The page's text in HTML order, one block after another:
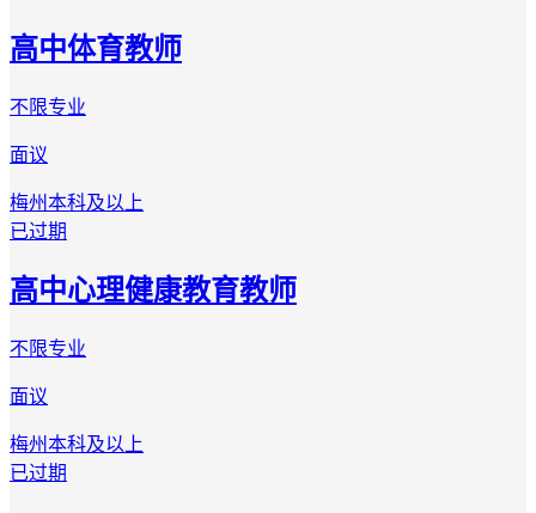
高中体育教师
不限专业
面议
梅州本科及以上
已过期
高中心理健康教育教师
不限专业
面议
梅州本科及以上
已过期